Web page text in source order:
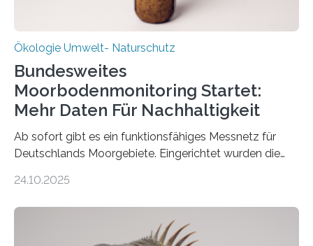
Ökologie Umwelt- Naturschutz
Bundesweites
Moorbodenmonitoring Startet:
Mehr Daten Für Nachhaltigkeit
Ab sofort gibt es ein funktionsfähiges Messnetz für
Deutschlands Moorgebiete. Eingerichtet wurden die
vergangenen fünf Jahren von Wissenschaftlerinnen
heutigen Donnerstag übergeben sie ihren Bericht zur
Aufbauphase an den Auftraggeber, das
24.10.2025